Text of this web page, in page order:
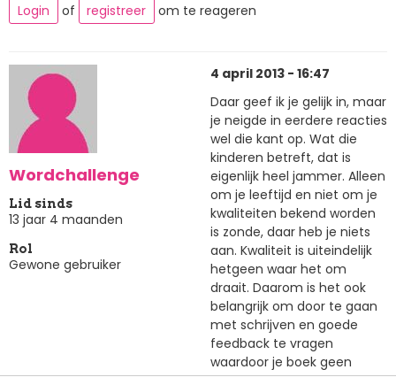
Login
of registreer om te reageren
Wordchallenge
Lid sinds
13 jaar 4 maanden
Rol
Gewone gebruiker
4 april 2013 - 16:47
Daar geef ik je gelijk in, maar
je neigde in eerdere reacties
wel die kant op. Wat die
kinderen betreft, dat is
eigenlijk heel jammer. Alleen
om je leeftijd en niet om je
kwaliteiten bekend worden
is zonde, daar heb je niets
aan. Kwaliteit is uiteindelijk
hetgeen waar het om
draait. Daarom is het ook
belangrijk om door te gaan
met schrijven en goede
feedback te vragen
waardoor je boek geen
standaard door een tiener